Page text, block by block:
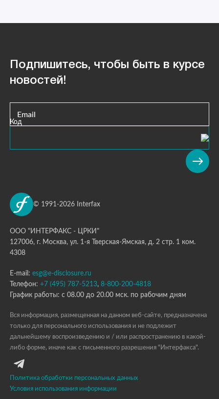
Подпишитесь, чтобы быть в курсе
новостей!
Email
Код
© 1991-2026 Interfax
ООО "ИНТЕРФАКС - ЦРКИ"
127006, г. Москва, ул. 1-я Тверская-Ямская, д. 2 стр. 1 ком.
4308
E-mail: esg@e-disclosure.ru
Телефон: +7 (495) 787-5213, 8-800-200-4818
График работы: с 08.00 до 20.00 мск. по рабочим дням
Вся информация, размещенная на данном веб-сайте, предназначена
только для персонального использования и не подлежит
дальнейшему воспроизведению и / или распространению в какой-
либо форме, иначе как с письменного разрешения "Интерфакса".
Политика обработки персональных данных
Условия использования информации